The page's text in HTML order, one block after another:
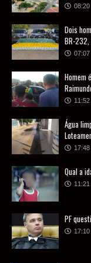
08:20
Dois
BR-232,
07:07
Homem
11:52
Água
17:48
Qual a
11:21
PF
17:10